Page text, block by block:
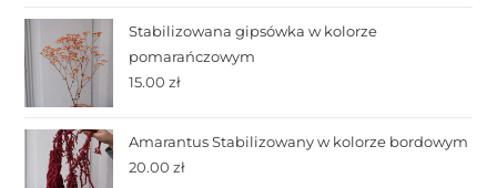
Stabilizowana gipsówka w kolorze
pomarańczowym
15.00zł
Amarantus Stabilizowany w kolorze bordowym
20.00zł